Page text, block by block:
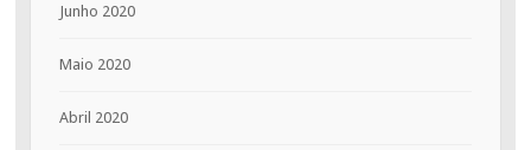
Junho 2020
Maio 2020
Abril 2020